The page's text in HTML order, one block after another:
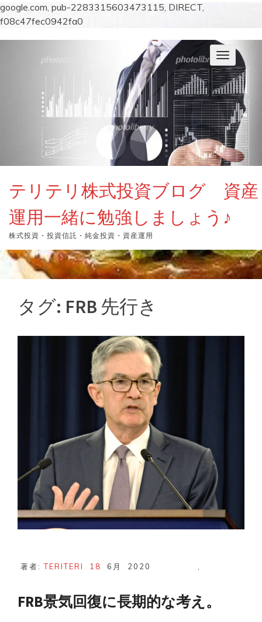
google.com, pub-2283315603473115, DIRECT,
f08c47fec0942fa0
ナ
ビ
ゲ
ー
シ
ョ
ン
を
切
り
替
テリテリ株式投資ブログ 資産
運用一緒に勉強しましょう♪
株式投資・投資信託・純金投資・資産運用
タグ: FRB 先行き
著者:TERITERI 18 6月 2020
FRB景気回復に長期的な考え。